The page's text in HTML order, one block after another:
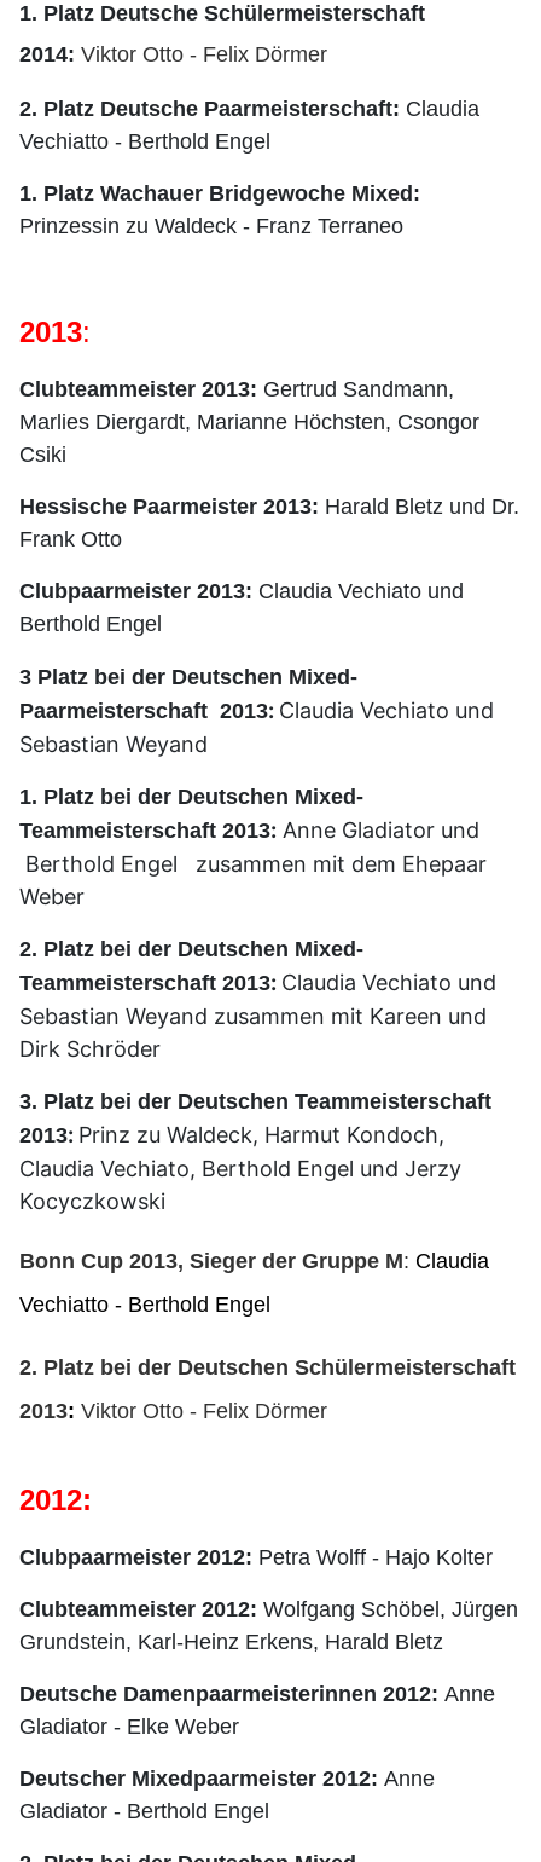
1. Platz Deutsche Schülermeisterschaft
2014: Viktor Otto - Felix Dörmer
2. Platz Deutsche Paarmeisterschaft: Claudia
Vechiatto - Berthold Engel
1. Platz Wachauer Bridgewoche Mixed:
Prinzessin zu Waldeck - Franz Terraneo
2013:
Clubteammeister 2013: Gertrud Sandmann,
Marlies Diergardt, Marianne Höchsten, Csongor
Csiki
Hessische Paarmeister 2013: Harald Bletz und Dr.
Frank Otto
Clubpaarmeister 2013: Claudia Vechiato und
Berthold Engel
3 Platz bei der Deutschen Mixed-
Paarmeisterschaft 2013: Claudia Vechiato und
Sebastian Weyand
1. Platz bei der Deutschen Mixed-
Teammeisterschaft 2013: Anne Gladiator und
Berthold Engel zusammen mit dem Ehepaar
Weber
2. Platz bei der Deutschen Mixed-
Teammeisterschaft 2013: Claudia Vechiato und
Sebastian Weyand zusammen mit Kareen und
Dirk Schröder
3. Platz bei der Deutschen Teammeisterschaft
2013: Prinz zu Waldeck, Harmut Kondoch,
Claudia Vechiato, Berthold Engel und Jerzy
Kocyczkowski
Bonn Cup 2013, Sieger der Gruppe M: Claudia
Vechiatto - Berthold Engel
2. Platz bei der Deutschen Schülermeisterschaft
2013: Viktor Otto - Felix Dörmer
2012:
Clubpaarmeister 2012: Petra Wolff - Hajo Kolter
Clubteammeister 2012: Wolfgang Schöbel, Jürgen
Grundstein, Karl-Heinz Erkens, Harald Bletz
Deutsche Damenpaarmeisterinnen 2012: Anne
Gladiator - Elke Weber
Deutscher Mixedpaarmeister 2012: Anne
Gladiator - Berthold Engel